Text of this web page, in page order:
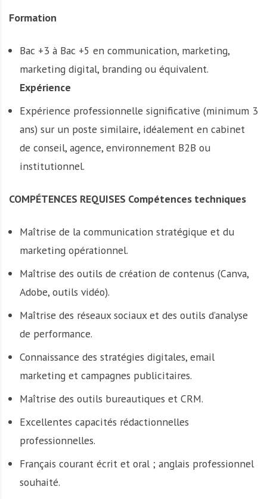
Formation
Bac +3 à Bac +5 en communication, marketing,
marketing digital, branding ou équivalent.
Expérience
Expérience professionnelle significative (minimum 3
ans) sur un poste similaire, idéalement en cabinet
de conseil, agence, environnement B2B ou
institutionnel.
COMPÉTENCES REQUISES Compétences techniques
Maîtrise de la communication stratégique et du
marketing opérationnel.
Maîtrise des outils de création de contenus (Canva,
Adobe, outils vidéo).
Maîtrise des réseaux sociaux et des outils d’analyse
de performance.
Connaissance des stratégies digitales, email
marketing et campagnes publicitaires.
Maîtrise des outils bureautiques et CRM.
Excellentes capacités rédactionnelles
professionnelles.
Français courant écrit et oral ; anglais professionnel
souhaité.